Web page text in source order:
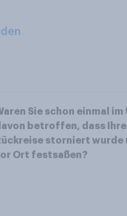
Sie schon einmal im
betroffen, dass Ihre
storniert wurde
Ort festsaßen?